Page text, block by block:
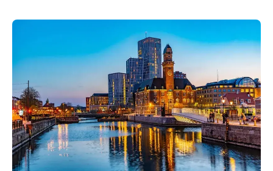
Få hjälp
Välj tillvägagångssätt